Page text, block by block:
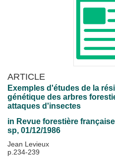
ARTICLE
Exemples d'études de la
génétique des arbres
attaques d'insectes
in Revue forestière française
sp, 01/12/1986
Jean Levieux
p.234-239